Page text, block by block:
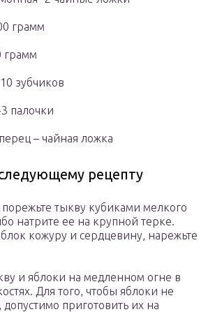
грамм
грамм
зубчиков
палочки
– чайная ложка
рецепту
порежьте тыкву кубиками мелкого
натрите ее на крупной терке.
кожуру и сердцевину, нарежьте
и яблоки на медленном огне в
Для того, чтобы яблоки не
приготовить их на